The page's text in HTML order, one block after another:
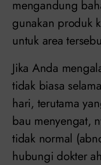
mengandung
gunakan produk
untuk area
Jika Anda
tidak biasa
hari, terutama
bau menyengat,
tidak normal
hubungi dokter